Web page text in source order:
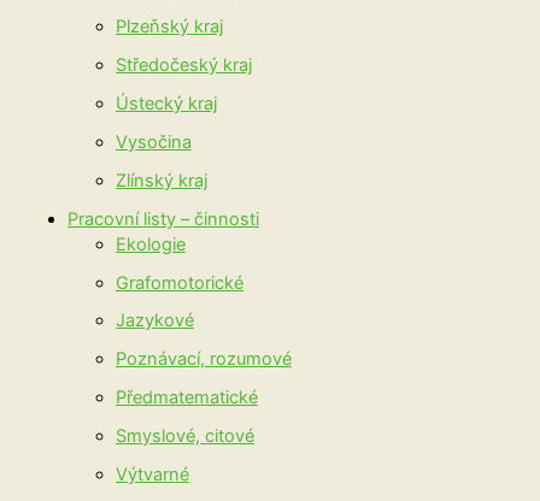
Plzeňský kraj
Středočeský kraj
Ústecký kraj
Vysočina
Zlínský kraj
Pracovní listy – činnosti
Ekologie
Grafomotorické
Jazykové
Poznávací, rozumové
Předmatematické
Smyslové, citové
Výtvarné